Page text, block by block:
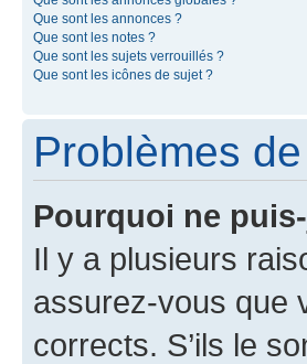
Que sont les annonces ?
Que sont les notes ?
Que sont les sujets verrouillés ?
Que sont les icônes de sujet ?
Problèmes
Pourquoi ne
Il y a plusieurs
assurez-vous que
corrects. S’ils le